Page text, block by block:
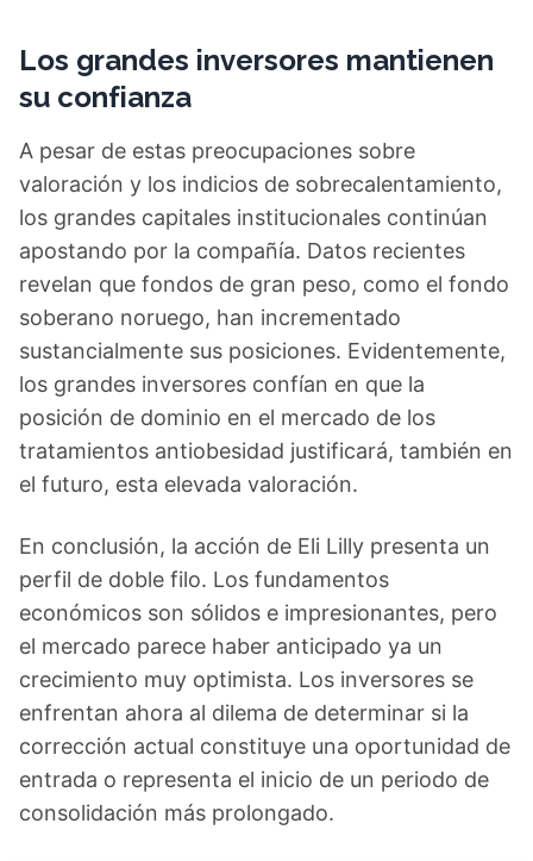
Los grandes inversores mantienen
su confianza
A pesar de estas preocupaciones sobre
valoración y los indicios de sobrecalentamiento,
los grandes capitales institucionales continúan
apostando por la compañía. Datos recientes
revelan que fondos de gran peso, como el fondo
soberano noruego, han incrementado
sustancialmente sus posiciones. Evidentemente,
los grandes inversores confían en que la
posición de dominio en el mercado de los
tratamientos antiobesidad justificará, también en
el futuro, esta elevada valoración.
En conclusión, la acción de Eli Lilly presenta un
perfil de doble filo. Los fundamentos
económicos son sólidos e impresionantes, pero
el mercado parece haber anticipado ya un
crecimiento muy optimista. Los inversores se
enfrentan ahora al dilema de determinar si la
corrección actual constituye una oportunidad de
entrada o representa el inicio de un periodo de
consolidación más prolongado.